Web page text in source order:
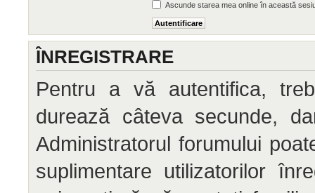
Ascunde starea mea online în această
ÎNREGISTRARE
Pentru a vă autentifica,
durează câteva secunde,
Administratorul forumului
suplimentare utilizatorilor